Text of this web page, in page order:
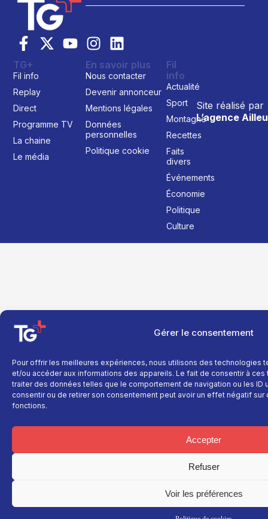
Gérer le consentement
Pour offrir les meilleures expériences, nous utilisons des technologies
et/ou accéder aux informations des appareils. Le fait de consentir à
traiter des données telles que le comportement de navigation ou les ID
consentir ou de retirer son consentement peut avoir un effet négatif
fonctions.
Accepter
Refuser
Voir les préférences
Site réalisé par
L’agence
TG+
Fil info
Replay
Direct
Programme TV
La chaine
Le média
En savoir plus
Nous contacter
Devenir annonceur
Mentions légales
Données
personnelles
Politique cookie
Fil
info
Actualité
Sport
Montagne
Recettes
Faits
divers
Événements
Économie
Politique
Culture